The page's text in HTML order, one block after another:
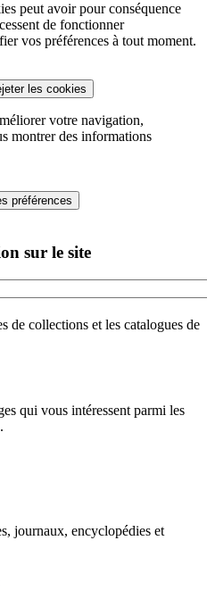
peut avoir pour conséquence
de fonctionner
vos préférences à tout moment.
les cookies
votre navigation,
montrer des informations
préférences
sur le site
de collections et les catalogues de
qui vous intéressent parmi les
journaux, encyclopédies et